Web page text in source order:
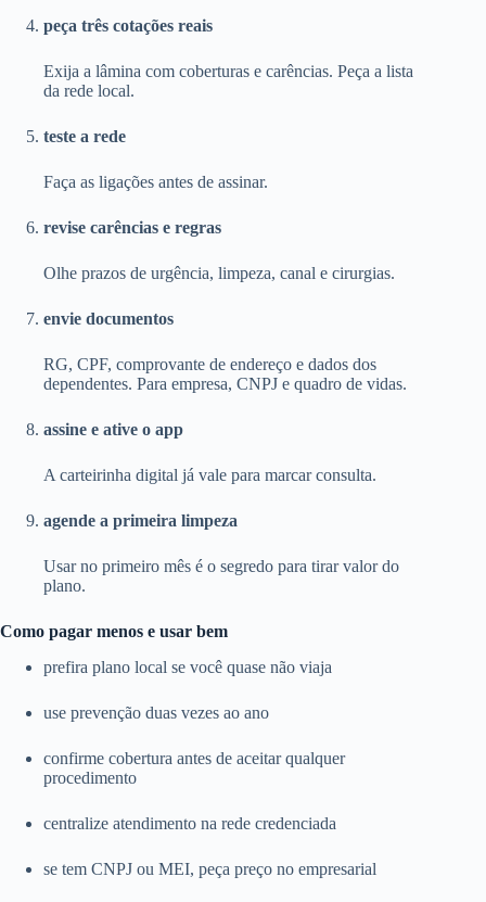
peça três cotações reais
Exija a lâmina com coberturas e carências. Peça a lista
da rede local.
teste a rede
Faça as ligações antes de assinar.
revise carências e regras
Olhe prazos de urgência, limpeza, canal e cirurgias.
envie documentos
RG, CPF, comprovante de endereço e dados dos
dependentes. Para empresa, CNPJ e quadro de vidas.
assine e ative o app
A carteirinha digital já vale para marcar consulta.
agende a primeira limpeza
Usar no primeiro mês é o segredo para tirar valor do
plano.
Como pagar menos e usar bem
prefira plano local se você quase não viaja
use prevenção duas vezes ao ano
confirme cobertura antes de aceitar qualquer
procedimento
centralize atendimento na rede credenciada
se tem CNPJ ou MEI, peça preço no empresarial